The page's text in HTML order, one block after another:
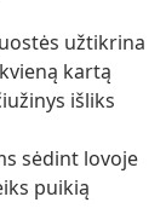
užtikrina
kartą
išliks
sėdint lovoje
puikią